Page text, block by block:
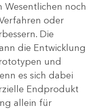
noch
oder
Die
die Entwicklung
und
es sich dabei
Endprodukt
allein für